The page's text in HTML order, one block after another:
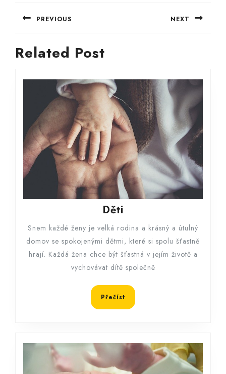
Navigace
pro
příspěvek
PREVIOUS
post:
NEXT
Related Post
Děti
Snem každé ženy je velká rodina a krásný a útulný
domov se spokojenými dětmi, které si spolu šťastně
hrají. Každá žena chce být šťastná v jejím životě a
vychovávat dítě společně
Přečíst Přečíst